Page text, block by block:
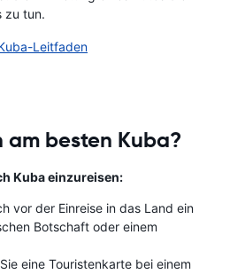
zu tun.
Leitfaden
besten Kuba?
Kuba einzureisen:
vor der Einreise in das Land ein
Botschaft oder einem
eine Touristenkarte bei einem